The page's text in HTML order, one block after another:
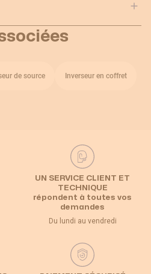
de source Inverseur en coffret
UN SERVICE CLIENT ET
TECHNIQUE
répondent à toutes vos
demandes
Du lundi au vendredi